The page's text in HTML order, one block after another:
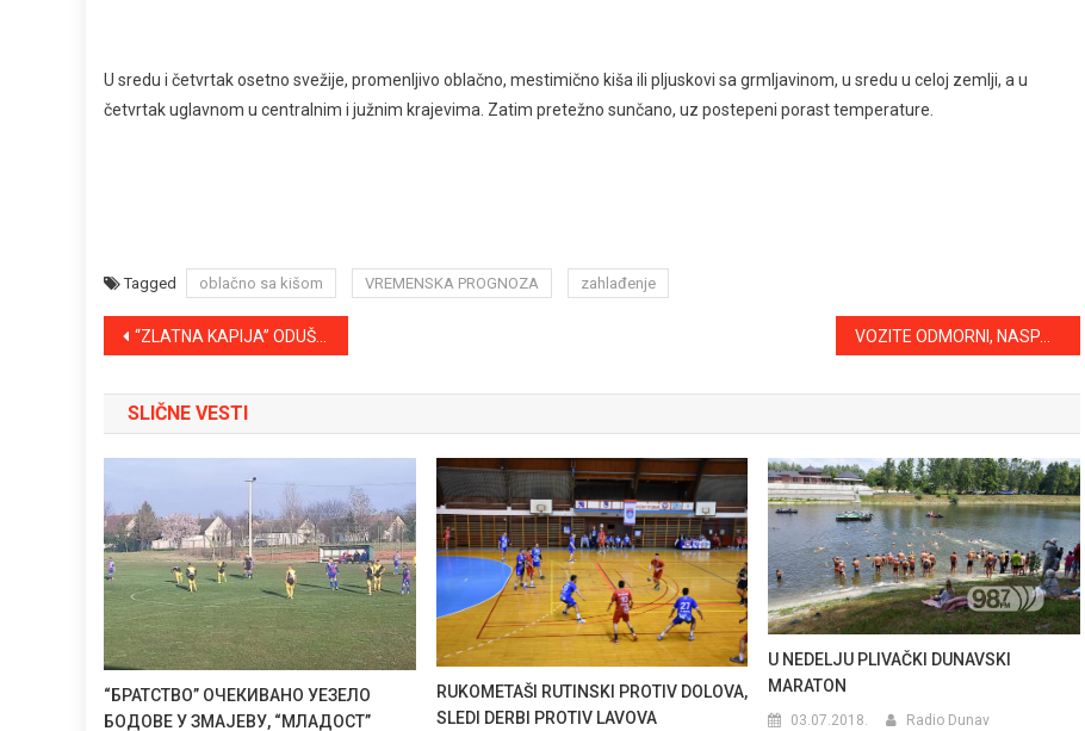
U sredu i četvrtak osetno svežije, promenljivo oblačno, mestimično kiša ili pljuskovi sa grmljavinom, u sredu u celoj zemlji, a u
četvrtak uglavnom u centralnim i južnim krajevima. Zatim pretežno sunčano, uz postepeni porast temperature.
Tagged oblačno sa kišom VREMENSKA PROGNOZA zahlađenje
Kretanje
članka
“ZLATNA KAPIJA” ODUŠEVILA PUBLIKU VOZITE ODMORNI, NASPAVANI I ZDRAVI!
SLIČNE VESTI
“БРАТСТВО” ОЧЕКИВАНО УЕЗЕЛО
БОДОВЕ У ЗМАЈЕВУ, “МЛАДОСТ”
RUKOMETAŠI RUTINSKI PROTIV DOLOVA,
SLEDI DERBI PROTIV LAVOVA
U NEDELJU PLIVAČKI DUNAVSKI
MARATON
03.07.2018. Radio Dunav